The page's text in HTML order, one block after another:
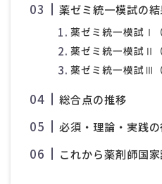
薬ゼミ統一模試の
薬ゼミ統一模試Ⅰ
薬ゼミ統一模試Ⅱ
薬ゼミ統一模試Ⅲ
総合点の推移
必須・理論・実践
これから薬剤師国